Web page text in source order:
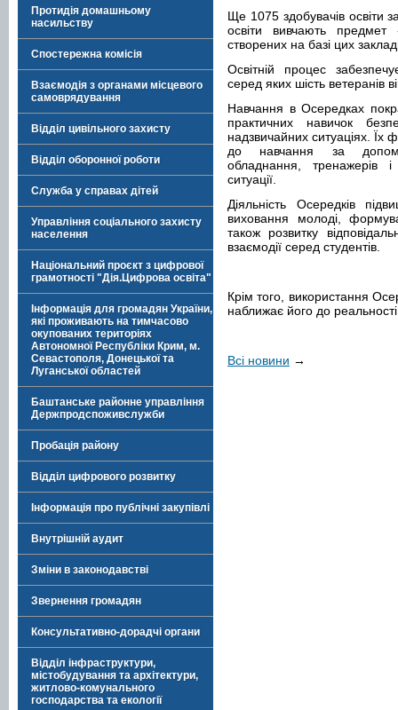
Протидія домашньому
насильству
Спостережна комісія
Взаємодія з органами місцевого
самоврядування
Відділ цивільного захисту
Відділ оборонної роботи
Служба у справах дітей
Управління соціального захисту
населення
Національний проєкт з цифрової
грамотності "Дія.Цифрова освіта"
Інформація для громадян України,
які проживають на тимчасово
окупованих територіях
Автономної Республіки Крим, м.
Севастополя, Донецької та
Луганської областей
Баштанське районне управління
Держпродспоживслужби
Пробація району
Відділ цифрового розвитку
Інформація про публічні закупівлі
Внутрішній аудит
Зміни в законодавстві
Звернення громадян
Консультативно-дорадчі органи
Відділ інфраструктури,
містобудування та архітектури,
житлово-комунального
господарства та екології
Ще 1075 здобувачів освіти
освіти вивчають
створених на базі цих
Освітній процес
серед яких шість ветеранів
Навчання в Осередках
практичних навичок
надзвичайних ситуаціях. Їх
до навчання за
обладнання, тренажерів і
ситуації.
Діяльність Осередків
виховання молоді,
також розвитку
взаємодії серед студентів.
Крім того, використання
наближає його до реальності
Всі новини →